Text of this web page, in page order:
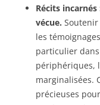
Récits
vécue.
les
particulier
périphériques,
marginalisées.
précieuses